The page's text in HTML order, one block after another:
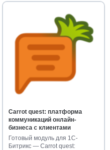
Carrot quest: платформа
коммуникаций онлайн-
бизнеса с клиентами
Готовый модуль для 1С-
Битрикс — Carrot quest: